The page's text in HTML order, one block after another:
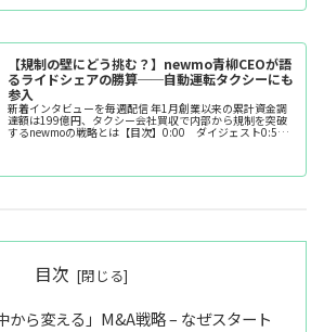
【規制の壁にどう挑む？】newmo青柳CEOが語
るライドシェアの勝算──自動運転タクシーにも
参入
新着インタビューを毎週配信 年1月創業以来の累計資金調
達額は199億円、タクシー会社買収で内部から規制を突破
するnewmoの戦略とは【目次】0:00 ダイジェスト0:50
目次
ら変える」M&A戦略 – なぜスタート